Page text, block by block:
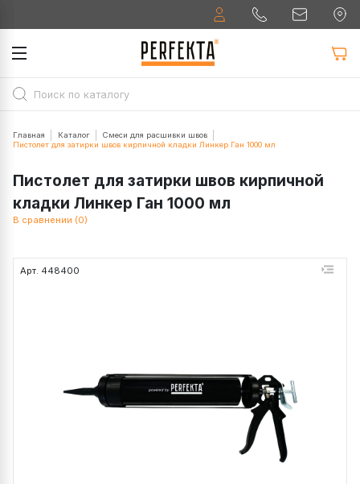
Главная Каталог
Смеси для расшивки швов
Пистолет для затирки швов кирпичной кладки Линкер Ган 1000 мл
Пистолет для затирки швов кирпичной
кладки Линкер Ган 1000 мл
В сравнении (0)
Арт. 448400